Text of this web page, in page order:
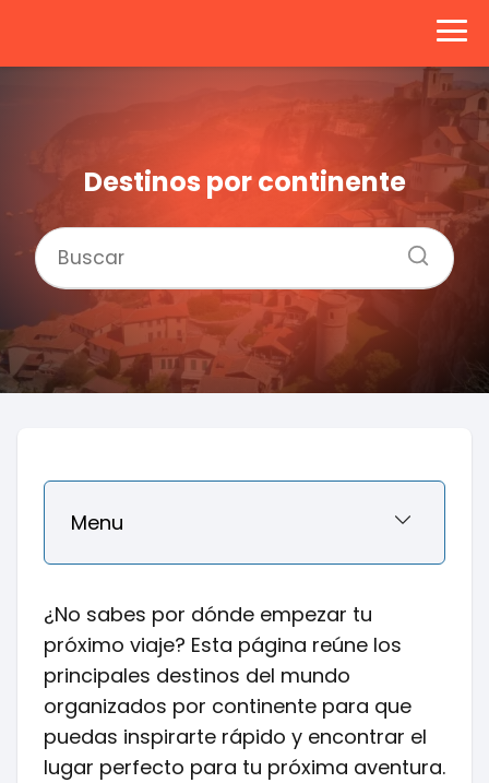
Destinos por continente
Menu
¿No sabes por dónde empezar tu
próximo viaje? Esta página reúne los
principales destinos del mundo
organizados por continente para que
puedas inspirarte rápido y encontrar el
lugar perfecto para tu próxima aventura.